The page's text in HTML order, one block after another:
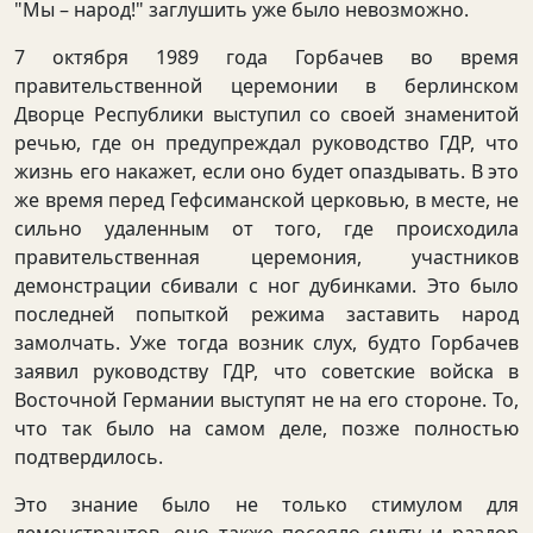
"Мы – народ!" заглушить уже было невозможно.
7 октября 1989 года Горбачев во время
правительственной церемонии в берлинском
Дворце Республики выступил со своей знаменитой
речью, где он предупреждал руководство ГДР, что
жизнь его накажет, если оно будет опаздывать. В это
же время перед Гефсиманской церковью, в месте, не
сильно удаленным от того, где происходила
правительственная церемония, участников
демонстрации сбивали с ног дубинками. Это было
последней попыткой режима заставить народ
замолчать. Уже тогда возник слух, будто Горбачев
заявил руководству ГДР, что советские войска в
Восточной Германии выступят не на его стороне. То,
что так было на самом деле, позже полностью
подтвердилось.
Это знание было не только стимулом для